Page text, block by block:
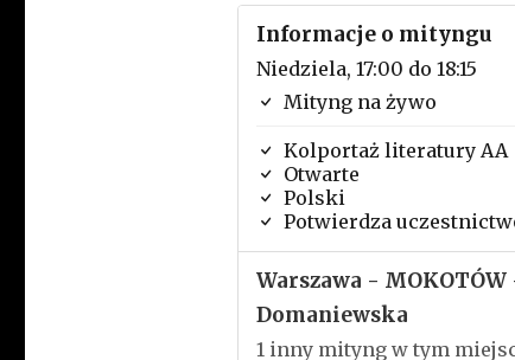
Informacje o mityngu
Niedziela, 17:00 do 18:15
Mityng na żywo
Kolportaż literatury AA
Otwarte
Polski
Potwierdza
Warszawa - MOKOTÓW
Domaniewska
1 inny mityng w tym